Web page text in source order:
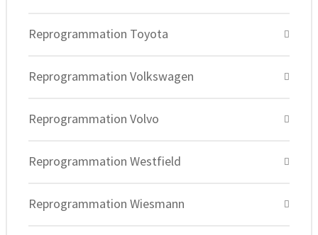
Reprogrammation Toyota
Reprogrammation Volkswagen
Reprogrammation Volvo
Reprogrammation Westfield
Reprogrammation Wiesmann